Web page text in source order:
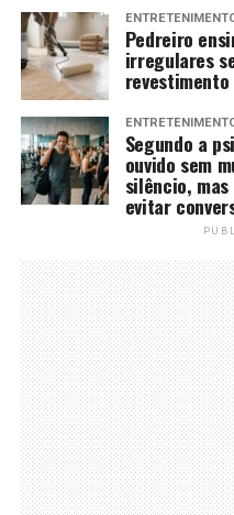
Pedreiro
irregulares
revestimento
Segundo a
ouvido sem
silêncio,
evitar